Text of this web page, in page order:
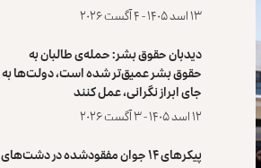
۱۳ اسد ۱۴۰۵ - ۴ آگست ۲۰۲۶
دیدبان حقوق بشر: حمله‌ی طالبان به
حقوق بشر عمیق‌تر شده است، دولت‌ها به
جای ابراز نگرانی، عمل کنند
۱۲ اسد ۱۴۰۵ - ۳ آگست ۲۰۲۶
پیکرهای ۱۴ جوان مفقودشده در دشت‌های